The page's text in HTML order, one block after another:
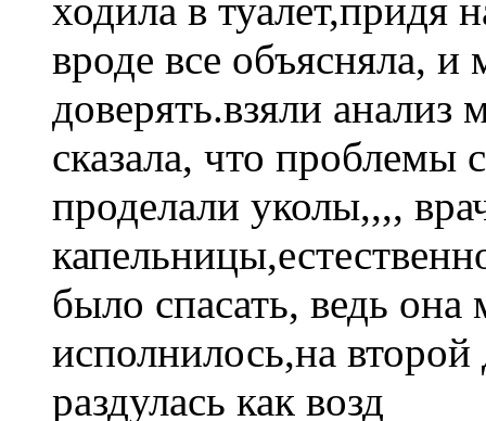
ходила в туалет,придя
вроде все объясняла,
доверять.взяли
сказала, что проблемы
проделали уколы,,,,
было спасать, ведь она
исполнилось,на
раздулась как возд